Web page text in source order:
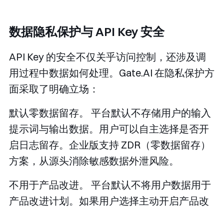
数据隐私保护与 API Key 安全
API Key 的安全不仅关乎访问控制，还涉及调
用过程中数据如何处理。Gate.AI 在隐私保护方
面采取了明确立场：
默认零数据留存。
平台默认不存储用户的输入
提示词与输出数据。用户可以自主选择是否开
启日志留存。企业版支持 ZDR（零数据留存）
方案，从源头消除敏感数据外泄风险。
不用于产品改进。
平台默认不将用户数据用于
产品改进计划。如果用户选择主动开启产品改